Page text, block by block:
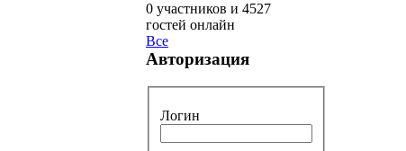
0 участников и 4527
гостей онлайн
Все
Авторизация
Логин